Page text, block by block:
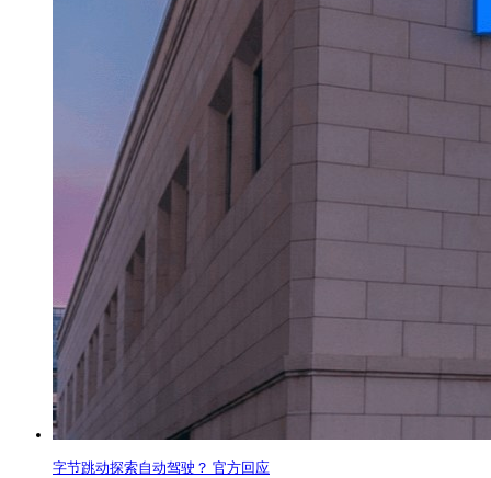
字节跳动探索自动驾驶？ 官方回应